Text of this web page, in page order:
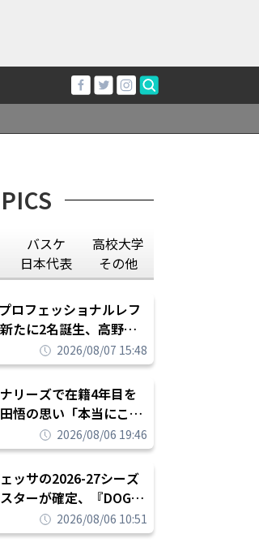
バスケ
日本代表
高校大学
その他
ロフェッショナルレフ
たに2名誕生、高野晃
間続けた会社員生活に別
プロ転向を決断
2026/08/07 15:48
リーズで在籍4年目を
悟の思い「本当にこの
勝ちたい、負けたまま舐
ま終わりたくない」
2026/08/06 19:46
ッサの2026-27シーズ
ターが確定、『DOG
のチームカルチャーを推
果を求めるシーズンへ
2026/08/06 10:51